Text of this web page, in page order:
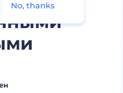
No, thanks